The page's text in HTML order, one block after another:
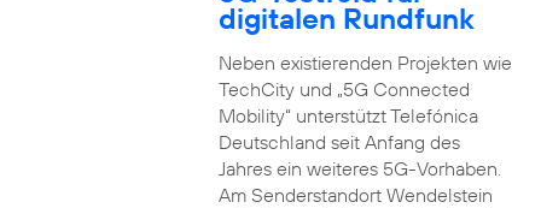
digitalen Rundfunk
Neben existierenden Projekten wie
TechCity und „5G Connected
Mobility“ unterstützt Telefónica
Deutschland seit Anfang des
Jahres ein weiteres 5G-Vorhaben.
Am Senderstandort Wendelstein